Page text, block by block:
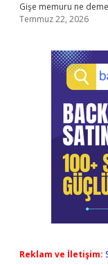
Gişe memuru ne
Temmuz 22, 2026
Reklam ve İletişim: